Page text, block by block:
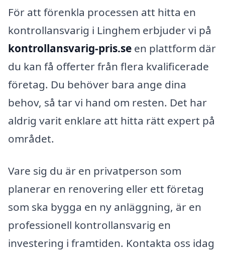
För att förenkla processen att hitta en
kontrollansvarig i Linghem erbjuder vi på
kontrollansvarig-pris.se en plattform där
du kan få offerter från flera kvalificerade
företag. Du behöver bara ange dina
behov, så tar vi hand om resten. Det har
aldrig varit enklare att hitta rätt expert på
området.
Vare sig du är en privatperson som
planerar en renovering eller ett företag
som ska bygga en ny anläggning, är en
professionell kontrollansvarig en
investering i framtiden. Kontakta oss idag